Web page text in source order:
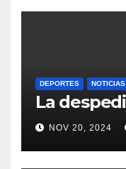
DEPORTES NOTICIAS
La
NOV 20, 2024